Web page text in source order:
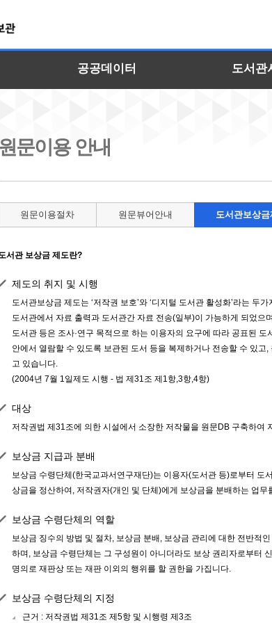
공공데이터 도서관
원문이용 안내
원문이용절차 원문뷰어안내 도서관보상금
서관 보상금 제도란?
제도의 취지 및 시행
도서관보상금 제도는 ‘저작권 보호’와 ‘디지털 도서관 활성화’라는
도서관에서 자료 출력과 도서관간 자료 전송(일부)이 가능하게 되었
도서관 등은 조사·연구 목적으로 하는 이용자의 요구에 따라 공표된
안에서 열람할 수 있도록 보관된 도서 등을 복제하거나 전송할 수 있
고 있습니다.
(2004년 7월 1일제도 시행 - 법 제31조 제1항,3항,4항)
대상
저작권법 제31조에 의한 시설에서 소장한 저작물을 원문DB 구축하여
보상금 지급과 분배
보상금 수령단체(한국교과서연구재단)는 이용자(도서관 등)로부터
상금을 정산하여, 저작권자(개인 및 단체)에게 보상금을 분배하는 업무
보상금 수령단체의 역할
보상금 징수의 방법 및 절차, 보상금 분배, 보상금 관리에 대한 전반적
하며, 보상금 수령단체는 그 구성원이 아니더라도 보상 권리자로부터
명의로 재판상 또는 재판 이외의 행위를 할 권한을 가집니다.
보상금 수령단체의 지정
근거 : 저작권법 제31조 제5항 및 시행령 제3조